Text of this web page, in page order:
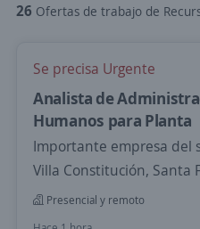
26 Ofertas de trabajo de Recursos Humanos
Se precisa Urgente
Analista de
Humanos para Planta
Importante empresa del
Villa Constitución, Santa
Presencial y remoto